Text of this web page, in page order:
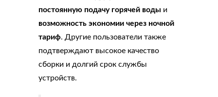
постоянную подачу горячей воды и
возможность экономии через ночной
тариф. Другие пользователи также
подтверждают высокое качество
сборки и долгий срок службы
устройств.